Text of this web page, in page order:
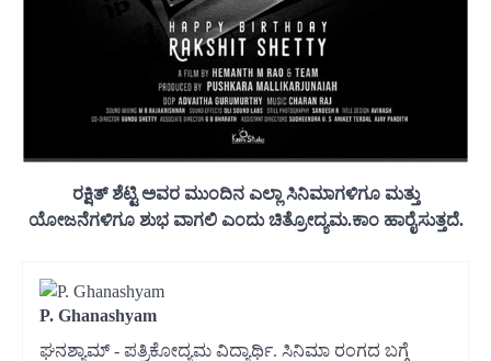
ರಕ್ಷಿತ್ ಶೆಟ್ಟಿ ಅವರ ಮುಂದಿನ ಎಲ್ಲಾ ಸಿನಿಮಾಗಳಿಗೂ ಮತ್ತು
ಯೋಜನೆಗಳಿಗೂ ಶುಭ ವಾಗಲಿ ಎಂದು ಚಿತ್ರೋದ್ಯಮ.ಕಾಂ ಹಾರೈಸುತ್ತದೆ.
P. Ghanashyam
ಘನಶ್ಯಾಮ್ - ಪತ್ರಿಕೋದ್ಯಮ ವಿದ್ಯಾರ್ಥಿ. ಸಿನಿಮಾ ರಂಗದ ಬಗ್ಗೆ